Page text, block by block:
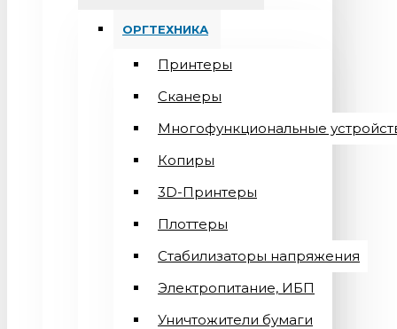
ОРГТЕХНИКА
Принтеры
Сканеры
Многофункциональные
Копиры
3D-Принтеры
Плоттеры
Стабилизаторы напряжения
Электропитание, ИБП
Уничтожители бумаги